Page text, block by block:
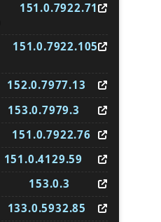
151.0.7922.71
151.0.7922.105
152.0.7977.13
153.0.7979.3
151.0.7922.76
151.0.4129.59
153.0.3
133.0.5932.85